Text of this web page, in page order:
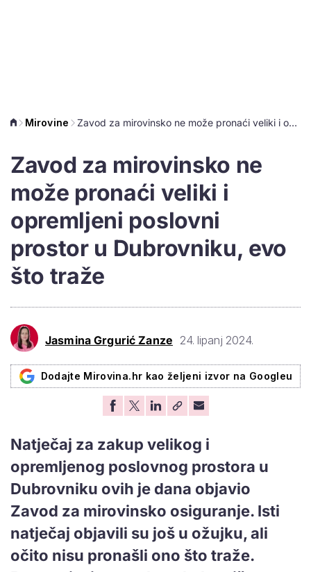
Mirovine Zavod za mirovinsko ne može pronaći veliki i opremljeni poslovni prostor u Dubrovniku, evo što traže
Zavod za mirovinsko ne
može pronaći veliki i
opremljeni poslovni
prostor u Dubrovniku, evo
što traže
Jasmina Grgurić Zanze 24. lipanj 2024.
Dodajte Mirovina.hr kao željeni izvor na Googleu
Natječaj za zakup velikog i
opremljenog poslovnog prostora u
Dubrovniku ovih je dana objavio
Zavod za mirovinsko osiguranje. Isti
natječaj objavili su još u ožujku, ali
očito nisu pronašli ono što traže.